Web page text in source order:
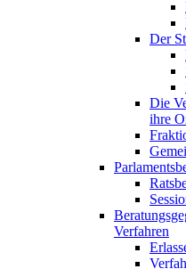
Der
Die
ihre
Verfahren